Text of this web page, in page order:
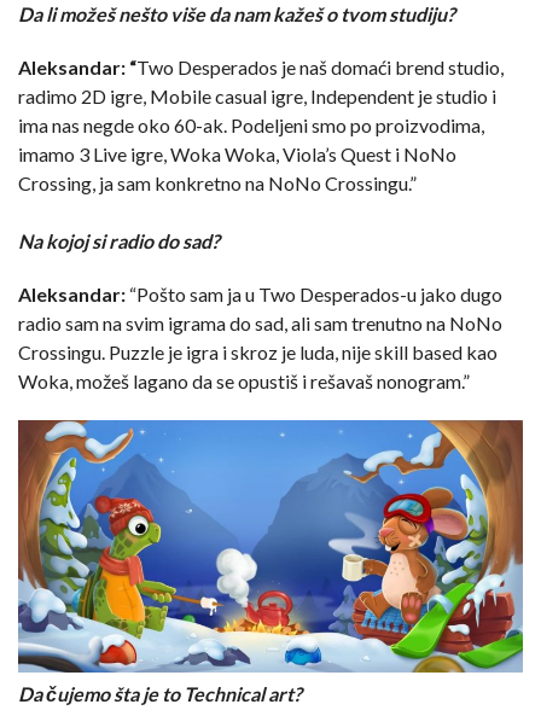
Da li možeš nešto više da nam kažeš o tvom studiju?
Aleksandar: “Two Desperados je naš domaći brend studio,
radimo 2D igre, Mobile casual igre, Independent je studio i
ima nas negde oko 60-ak. Podeljeni smo po proizvodima,
imamo 3 Live igre, Woka Woka, Viola’s Quest i NoNo
Crossing, ja sam konkretno na NoNo Crossingu.”
Na kojoj si radio do sad?
Aleksandar: “Pošto sam ja u Two Desperados-u jako dugo
radio sam na svim igrama do sad, ali sam trenutno na NoNo
Crossingu. Puzzle je igra i skroz je luda, nije skill based kao
Woka, možeš lagano da se opustiš i rešavaš nonogram.”
Da čujemo šta je to Technical art?